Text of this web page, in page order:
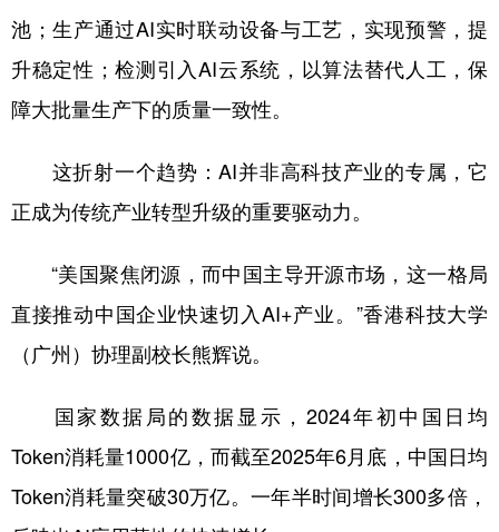
池；生产通过AI实时联动设备与工艺，实现预警，提
升稳定性；检测引入AI云系统，以算法替代人工，保
障大批量生产下的质量一致性。
这折射一个趋势：AI并非高科技产业的专属，它
正成为传统产业转型升级的重要驱动力。
“美国聚焦闭源，而中国主导开源市场，这一格局
直接推动中国企业快速切入AI+产业。”香港科技大学
（广州）协理副校长熊辉说。
国家数据局的数据显示，2024年初中国日均
Token消耗量1000亿，而截至2025年6月底，中国日均
Token消耗量突破30万亿。一年半时间增长300多倍，